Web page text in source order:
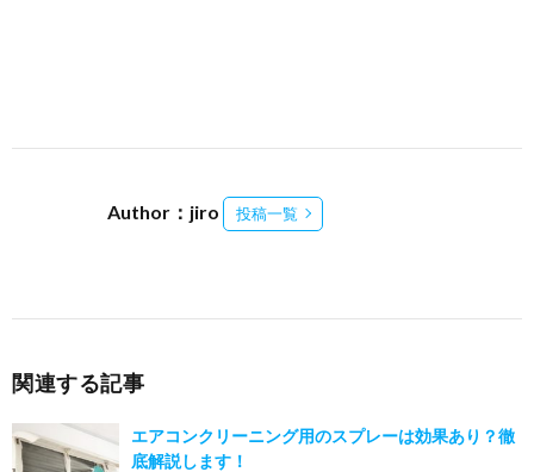
Author：jiro 投稿一覧
関連する記事
エアコンクリーニング用のスプレーは効果あり？徹
底解説します！